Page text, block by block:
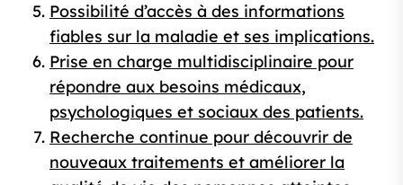
Possibilité d’accès à des informations
fiables sur la maladie et ses implications.
Prise en charge multidisciplinaire pour
répondre aux besoins médicaux,
psychologiques et sociaux des patients.
Recherche continue pour découvrir de
nouveaux traitements et améliorer la